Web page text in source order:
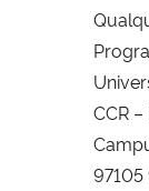
CCR
97105